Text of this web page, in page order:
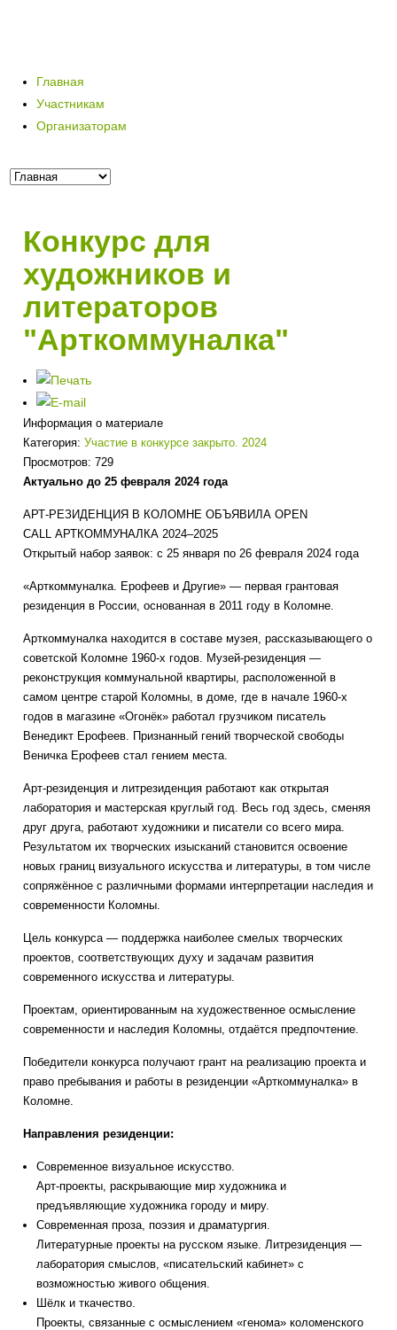
Главная
Участникам
Организаторам
Конкурс для
художников и
литераторов
"Арткоммуналка"
Информация о материале
Категория:Участие в конкурсе закрыто. 2024
Просмотров: 729
Актуально до 25 февраля 2024 года
АРТ-РЕЗИДЕНЦИЯ В КОЛОМНЕ ОБЪЯВИЛА OPEN
CALL АРТКОММУНАЛКА 2024–2025
Открытый набор заявок: с 25 января по 26 февраля 2024 года
«Арткоммуналка. Ерофеев и Другие» — первая грантовая
резиденция в России, основанная в 2011 году в Коломне.
Арткоммуналка находится в составе музея, рассказывающего о
советской Коломне 1960-х годов. Музей-резиденция —
реконструкция коммунальной квартиры, расположенной в
самом центре старой Коломны, в доме, где в начале 1960-х
годов в магазине «Огонёк» работал грузчиком писатель
Венедикт Ерофеев. Признанный гений творческой свободы
Веничка Ерофеев стал гением места.
Арт-резиденция и литрезиденция работают как открытая
лаборатория и мастерская круглый год. Весь год здесь, сменяя
друг друга, работают художники и писатели со всего мира.
Результатом их творческих изысканий становится освоение
новых границ визуального искусства и литературы, в том числе
сопряжённое с различными формами интерпретации наследия и
современности Коломны.
Цель конкурса — поддержка наиболее смелых творческих
проектов, соответствующих духу и задачам развития
современного искусства и литературы.
Проектам, ориентированным на художественное осмысление
современности и наследия Коломны, отдаётся предпочтение.
Победители конкурса получают грант на реализацию проекта и
право пребывания и работы в резиденции «Арткоммуналка» в
Коломне.
Направления резиденции:
Современное визуальное искусство.
Арт-проекты, раскрывающие мир художника и
предъявляющие художника городу и миру.
Современная проза, поэзия и драматургия.
Литературные проекты на русском языке. Литрезиденция —
лаборатория смыслов, «писательский кабинет» с
возможностью живого общения.
Шёлк и ткачество.
Проекты, связанные с осмыслением «генома» коломенского